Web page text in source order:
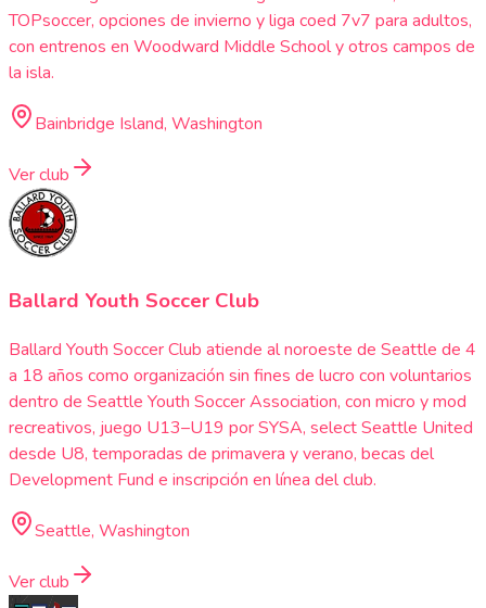
TOPsoccer, opciones de invierno y liga coed 7v7 para adultos,
con entrenos en Woodward Middle School y otros campos de
la isla.
Bainbridge Island, Washington
Ver club
Ballard Youth Soccer Club
Ballard Youth Soccer Club atiende al noroeste de Seattle de 4
a 18 años como organización sin fines de lucro con voluntarios
dentro de Seattle Youth Soccer Association, con micro y mod
recreativos, juego U13–U19 por SYSA, select Seattle United
desde U8, temporadas de primavera y verano, becas del
Development Fund e inscripción en línea del club.
Seattle, Washington
Ver club